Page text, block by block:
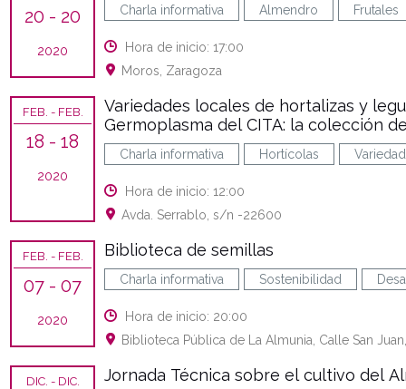
20 - 20
2020
Charla informativa Almendro Frutales
Hora de inicio: 17:00
Moros, Zaragoza
FEB. - FEB.
18 - 18
2020
Variedades locales de hortalizas y
Germoplasma del CITA: la colección
Charla informativa Hortícolas
Hora de inicio: 12:00
Avda. Serrablo, s/n -22600
FEB. - FEB.
07 - 07
2020
Biblioteca de semillas
Charla informativa Sostenibilidad
Hora de inicio: 20:00
Biblioteca Pública de La Almunia, Calle San
DIC. - DIC. Jornada Técnica sobre el cultivo del